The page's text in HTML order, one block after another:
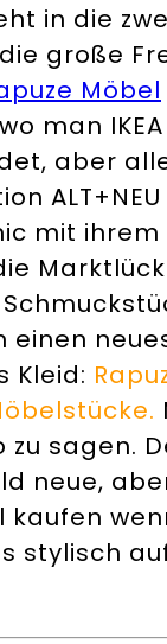
in die
große
Möbel
man
aber
mit ihrem
einen
Kleid:
zu sagen.
neue,
kaufen
stylisch